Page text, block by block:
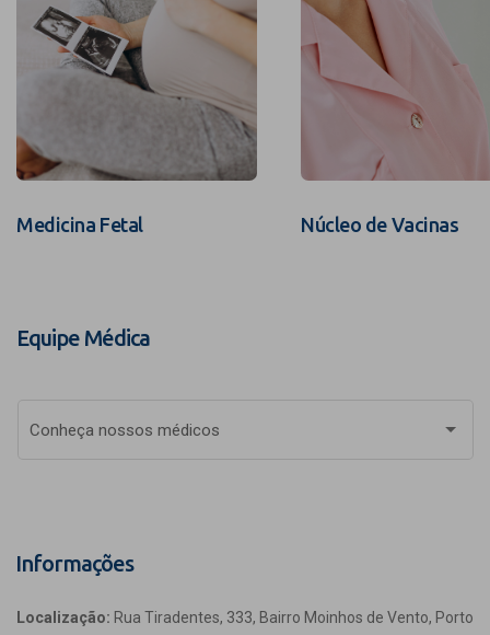
Medicina Fetal Núcleo de Vacinas
Equipe Médica
Conheça nossos médicos
Informações
Localização: Rua Tiradentes, 333, Bairro Moinhos de Vento, Porto